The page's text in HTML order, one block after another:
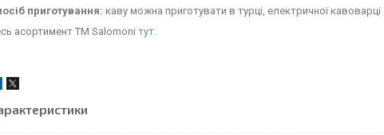
приготування: каву можна приготувати в турці, електричної
асортимент ТМ Salomoni тут.